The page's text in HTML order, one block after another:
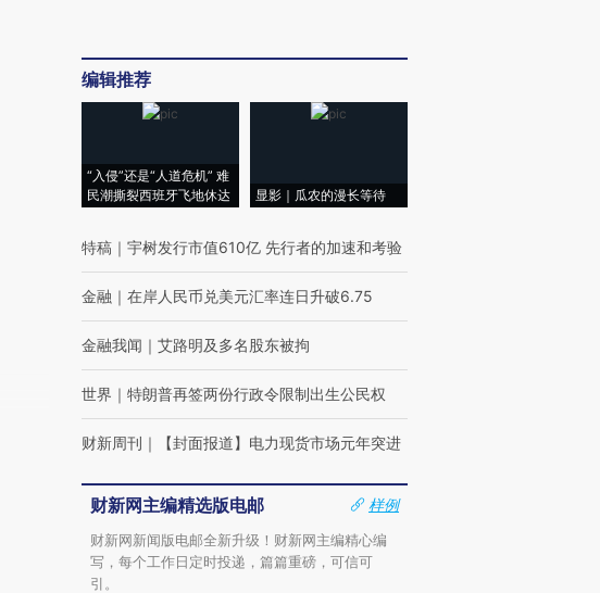
编辑推荐
“入侵”还是“人道危机” 难
民潮撕裂西班牙飞地休达
显影｜瓜农的漫长等待
特稿 ｜ 宇树发行市值610亿 先行者的加速和考验
金融 ｜ 在岸人民币兑美元汇率连日升破6.75
金融我闻 ｜ 艾路明及多名股东被拘
世界 ｜ 特朗普再签两份行政令限制出生公民权
财新周刊 ｜ 【封面报道】电力现货市场元年突进
财新网主编精选版电邮
样例
财新网新闻版电邮全新升级！财新网主编精心编
写，每个工作日定时投递，篇篇重磅，可信可
引。